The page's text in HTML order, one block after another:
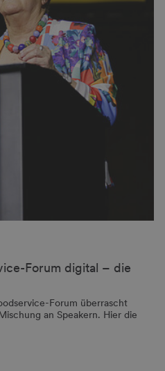
Forum digital – die
Forum überrascht
an Speakern. Hier die